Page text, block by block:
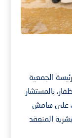
الجمعية
بالمستشار
على هامش
المنعقد